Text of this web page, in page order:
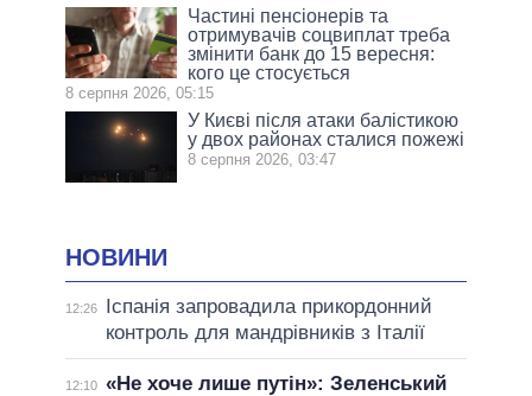
Частині пенсіонерів та
отримувачів соцвиплат треба
змінити банк до 15 вересня:
кого це стосується
8 серпня 2026, 05:15
У Києві після атаки балістикою
у двох районах сталися пожежі
8 серпня 2026, 03:47
НОВИНИ
12:26
Іспанія запровадила прикордонний
контроль для мандрівників з Італії
12:10 «Не хоче лише путін»: Зеленський